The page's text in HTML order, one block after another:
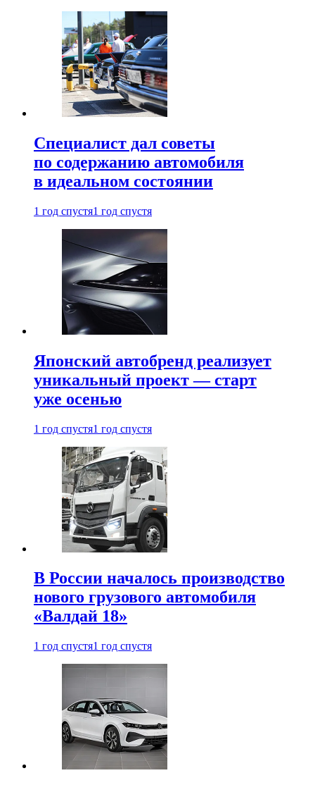
Специалист дал советы
по содержанию автомобиля
в идеальном состоянии
1 год спустя1 год спустя
Японский автобренд реализует
уникальный проект — старт
уже осенью
1 год спустя1 год спустя
В России началось производство
нового грузового автомобиля
«Валдай 18»
1 год спустя1 год спустя